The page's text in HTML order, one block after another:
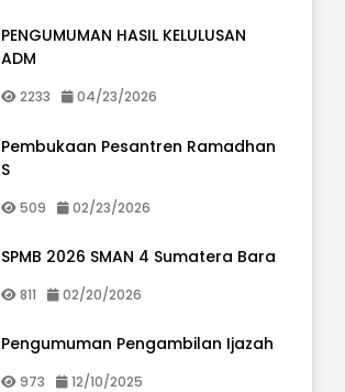
PENGUMUMAN HASIL KELULUSAN
ADM
2233 04/23/2026
Pembukaan Pesantren Ramadhan
S
509 02/23/2026
SPMB 2026 SMAN 4 Sumatera Bara
811 02/20/2026
Pengumuman Pengambilan Ijazah
973 12/10/2025